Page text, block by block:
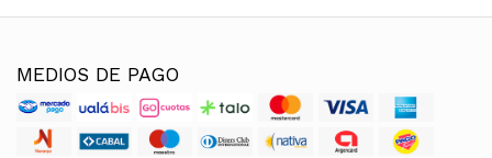
MEDIOS DE PAGO